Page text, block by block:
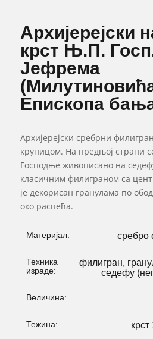
Архијерејски
крст Њ.П.
Јефрема
Епископа
Архијерејски сребрни
круницом. На предњој страни
Господње живописано на
класичним филиграном са
је декорисан гранулама по
око распећа.
Материјал: сребро
Техника
израде:
филигран,
седефу
Величина:
Тежина: